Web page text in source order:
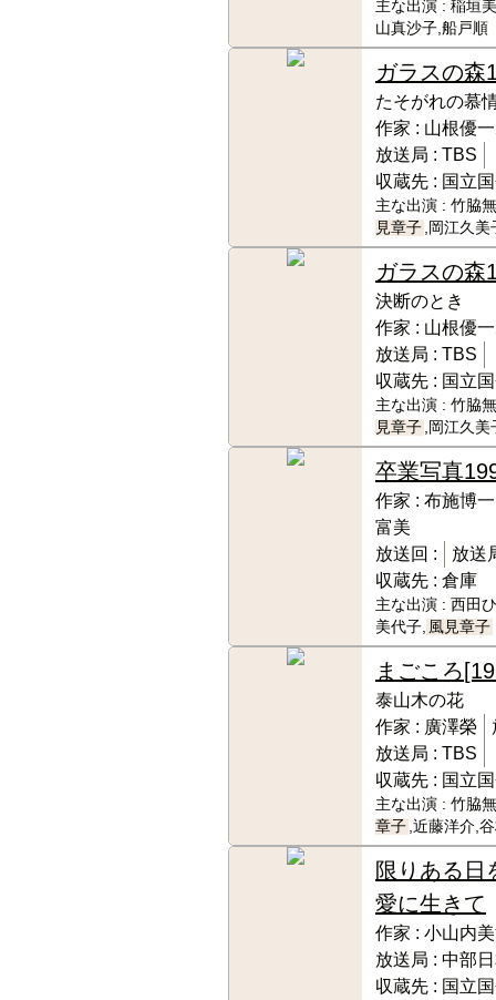
主な出演 : 稲垣
山真沙子,船戸順
ガラスの森
たそがれの慕
作家 : 山根優
放送局 : TBS
収蔵先 : 国立
主な出演 : 竹脇
見章子 ,岡江久美
ガラスの森
決断のとき
作家 : 山根優
放送局 : TBS
収蔵先 : 国立
主な出演 : 竹脇
見章子 ,岡江久美
卒業写真
作家 : 布施博
富美
放送回 :
放送
収蔵先 : 倉庫
主な出演 : 西田
美代子, 風見章子
まごころ
泰山木の花
作家 : 廣澤榮
放送局 : TBS
収蔵先 : 国立
主な出演 : 竹脇
章子 ,近藤洋介,
限りある日
愛に生きて
作家 : 小山内
放送局 : 中部
収蔵先 : 国立